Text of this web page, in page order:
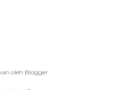
oleh Blogger